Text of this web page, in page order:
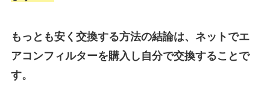
もっとも安く交換する方法の結論は、ネットでエ
アコンフィルターを購入し自分で交換することで
す。